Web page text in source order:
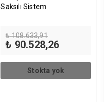
Saksılı Sistem
₺108.633,91Orijinal
fiyat:
₺ 108.633,91.
₺ 90.528,26Şu
fiyat:
₺
Stokta yok